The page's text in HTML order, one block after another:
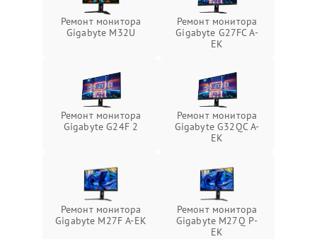
Ремонт монитора
Gigabyte M32U
Ремонт монитора
Gigabyte G27FC A-
EK
Ремонт монитора
Gigabyte G24F 2
Ремонт монитора
Gigabyte G32QC A-
EK
Ремонт монитора
Gigabyte M27F A-EK
Ремонт монитора
Gigabyte M27Q P-
EK